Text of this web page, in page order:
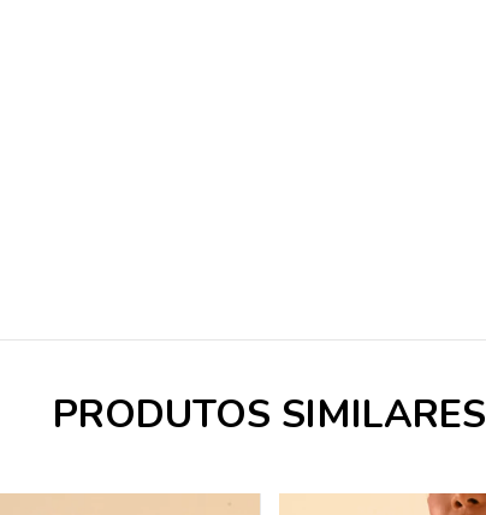
PRODUTOS SIMILARES